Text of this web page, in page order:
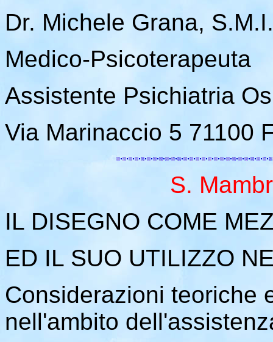
Dr. Michele Grana,
Medico-Psicoterapeuta
Assistente Psichiatria
Via Marinaccio 5 71100
S.
IL DISEGNO COME
ED IL SUO UTILIZZO
Considerazioni teoriche
nell'ambito